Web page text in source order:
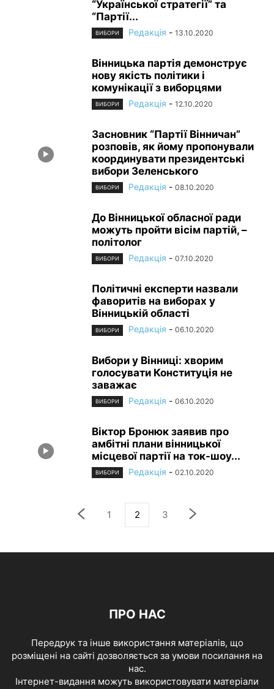
“Української стратегії” та
“Партії...
ВИБОРИ Редакція - 13.10.2020
Вінницька партія демонструє
нову якість політики і
комунікації з виборцями
ВИБОРИ Редакція - 12.10.2020
Засновник “Партії Вінничан”
розповів, як йому пропонували
координувати президентські
вибори Зеленського
ВИБОРИ Редакція - 08.10.2020
До Вінницької обласної ради
можуть пройти вісім партій, –
політолог
ВИБОРИ Редакція - 07.10.2020
Політичні експерти назвали
фаворитів на виборах у
Вінницькій області
ВИБОРИ Редакція - 06.10.2020
Вибори у Вінниці: хворим
голосувати Конституція не
заважає
ВИБОРИ Редакція - 06.10.2020
Віктор Бронюк заявив про
амбітні плани вінницької
місцевої партії на ток-шоу...
ВИБОРИ Редакція - 02.10.2020
1 2 3
ПРО НАС
Передрук та інше використання матеріалів, що
розміщені на сайті дозволяється за умови посилання на
нас.
Інтернет-видання можуть використовувати матеріали